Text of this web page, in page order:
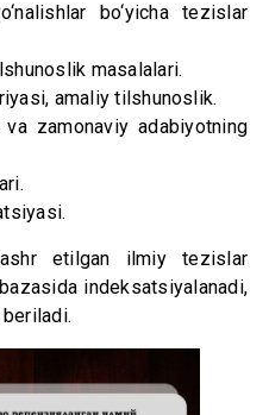
bo‘yicha tezislar
masalalari.
amaliy tilshunoslik.
va zamonaviy adabiyotning
etilgan ilmiy tezislar
indeksatsiyalanadi,